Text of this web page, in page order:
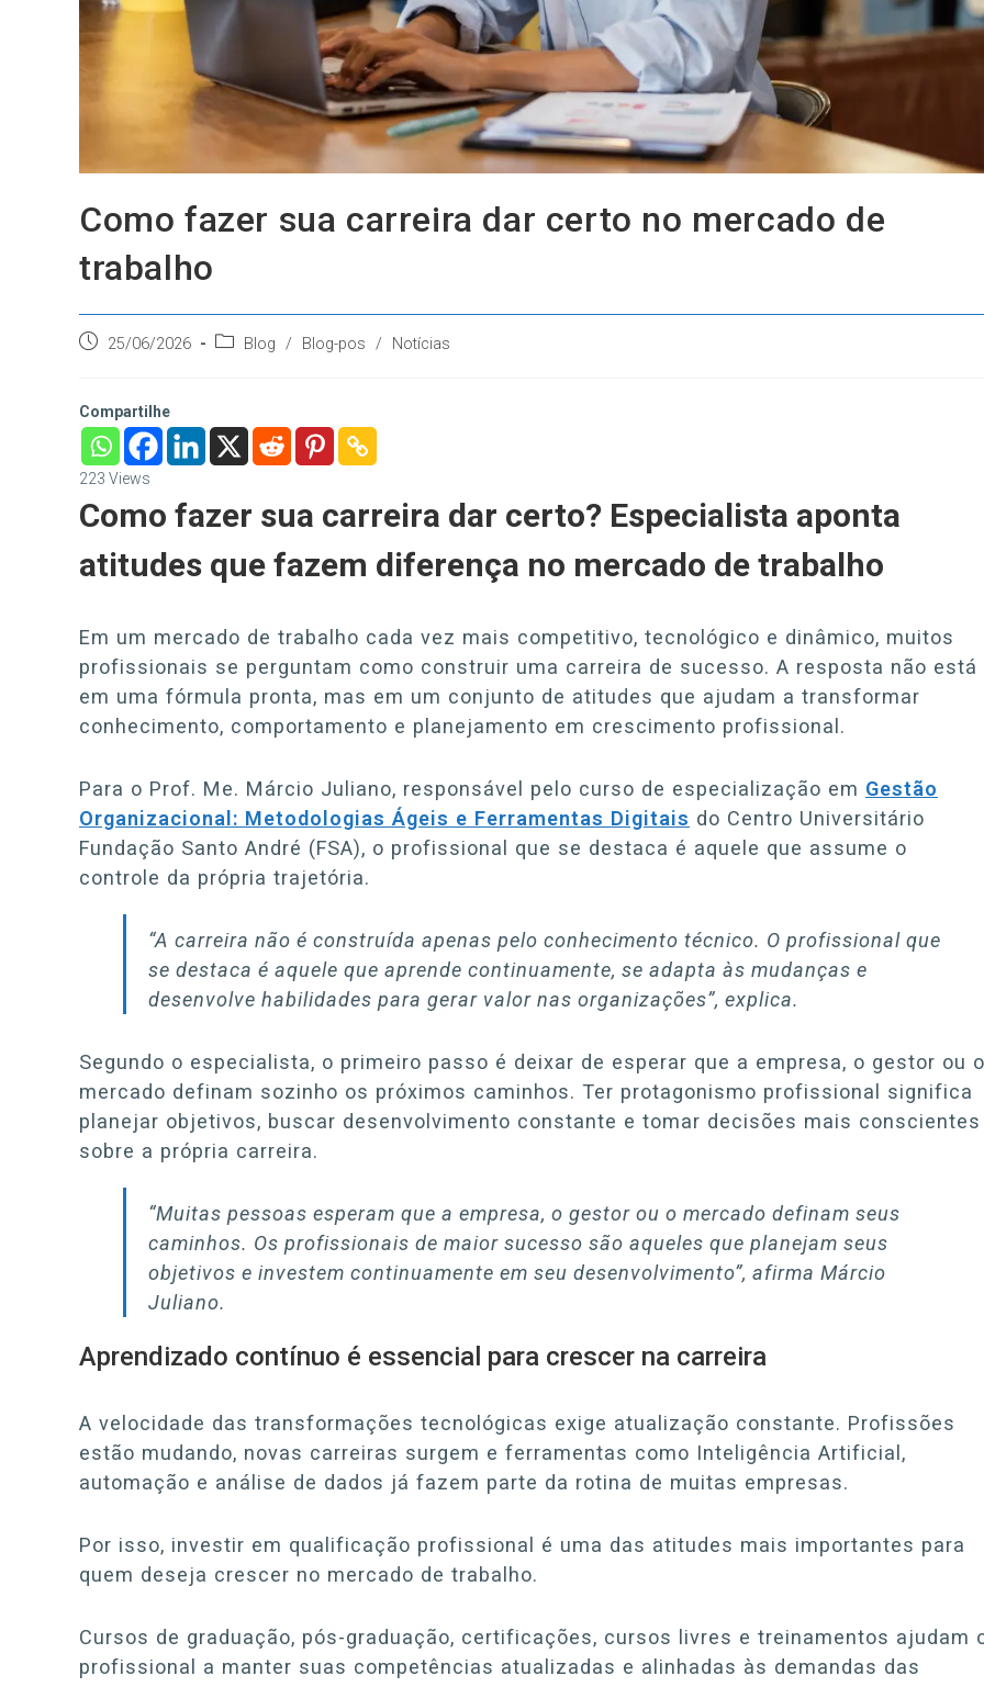
Como fazer sua carreira dar certo no mercado de
trabalho
Post25/06/2026
Categoria
Blog / Blog-pos / Notícias
Compartilhe
223 Views
Como fazer sua carreira dar certo? Especialista aponta
atitudes que fazem diferença no mercado de trabalho
Em um mercado de trabalho cada vez mais competitivo, tecnológico e dinâmico, muitos
profissionais se perguntam como construir uma carreira de sucesso. A resposta não está
em uma fórmula pronta, mas em um conjunto de atitudes que ajudam a transformar
conhecimento, comportamento e planejamento em crescimento profissional.
Para o Prof. Me. Márcio Juliano, responsável pelo curso de especialização em Gestão
Organizacional: Metodologias Ágeis e Ferramentas Digitais do Centro Universitário
Fundação Santo André (FSA), o profissional que se destaca é aquele que assume o
controle da própria trajetória.
“A carreira não é construída apenas pelo conhecimento técnico. O profissional que
se destaca é aquele que aprende continuamente, se adapta às mudanças e
desenvolve habilidades para gerar valor nas organizações”, explica.
Segundo o especialista, o primeiro passo é deixar de esperar que a empresa, o gestor ou o
mercado definam sozinho os próximos caminhos. Ter protagonismo profissional significa
planejar objetivos, buscar desenvolvimento constante e tomar decisões mais conscientes
sobre a própria carreira.
“Muitas pessoas esperam que a empresa, o gestor ou o mercado definam seus
caminhos. Os profissionais de maior sucesso são aqueles que planejam seus
objetivos e investem continuamente em seu desenvolvimento”, afirma Márcio
Juliano.
Aprendizado contínuo é essencial para crescer na carreira
A velocidade das transformações tecnológicas exige atualização constante. Profissões
estão mudando, novas carreiras surgem e ferramentas como Inteligência Artificial,
automação e análise de dados já fazem parte da rotina de muitas empresas.
Por isso, investir em qualificação profissional é uma das atitudes mais importantes para
quem deseja crescer no mercado de trabalho.
Cursos de graduação, pós-graduação, certificações, cursos livres e treinamentos ajudam
profissional a manter suas competências atualizadas e alinhadas às demandas das